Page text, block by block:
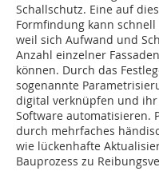
Schallschutz. Eine auf
Formfindung kann
weil sich Aufwand und
Anzahl einzelner
können. Durch das
sogenannte
digital verknüpfen und
Software automatisieren.
durch mehrfaches
wie lückenhafte
Bauprozess zu